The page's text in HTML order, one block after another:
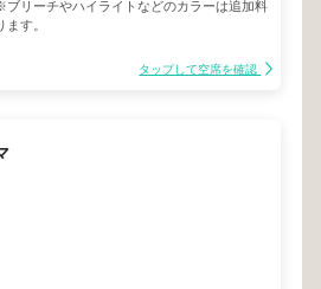
ブリーチやハイライトなどのカラーは追加料
ます。
タップして空席を確認